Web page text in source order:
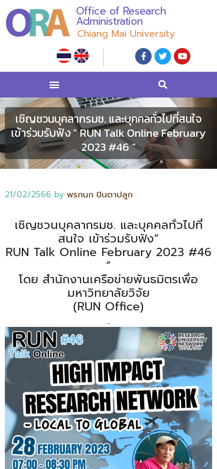
Office of Research
Administration
Chiang Mai University
เชิญชวนบุคลากรมช. และบุคคลทั่วไปที่สนใจ
เข้าร่วมรับฟัง ” RUN Talk Online February
2023 #46 “
21/02/2566 by พรกนก ปินตาปลูก
เชิญชวนบุคลากรมช. และบุคคลทั่วไปที่
สนใจ เข้าร่วมรับฟัง”
RUN Talk Online February 2023 #46
”
โดย สำนักงานเครือข่ายพันธมิตรเพื่อ
มหาวิทยาลัยวิจัย
(RUN Office)
.